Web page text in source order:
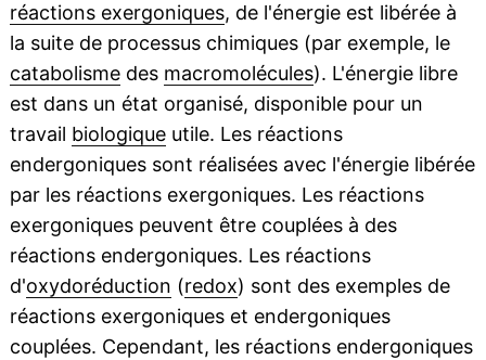
réactions exergoniques, de l'énergie est libérée à
la suite de processus chimiques (par exemple, le
catabolismedes macromolécules). L'énergie libre
est dans un état organisé, disponible pour un
travail biologiqueutile. Les réactions
endergoniques sont réalisées avec l'énergie libérée
par les réactions exergoniques. Les réactions
exergoniques peuvent être couplées à des
réactions endergoniques. Les réactions
d'oxydoréduction (redox) sont des exemples de
réactions exergoniques et endergoniques
couplées. Cependant, les réactions endergoniques